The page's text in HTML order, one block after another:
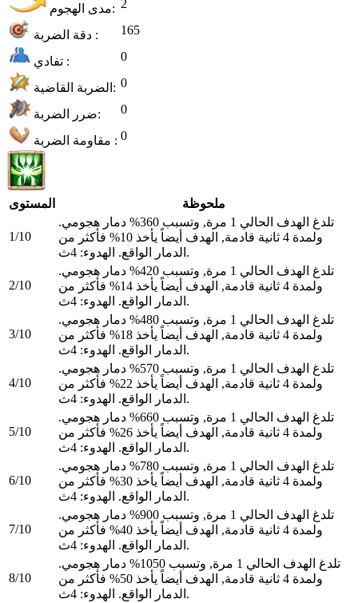
مدى الهجوم: 2
دقة الضربة : 165
تفادي : 0
الضربة القاضية: 0
ضرر الضربة: 0
مقاومة الضربة : 0
المستوى ملحوظة
1/10
تلدغ الهدف الحالي 1 مرة, وتسبب 360% دمار هجومي.
ولمدة 4 ثانية قادمة, الهدف أيضاً يأخذ 10% فأكثر من
الدمار الواقع. الهدوء: 4ث.
2/10
تلدغ الهدف الحالي 1 مرة, وتسبب 420% دمار هجومي.
ولمدة 4 ثانية قادمة, الهدف أيضاً يأخذ 14% فأكثر من
الدمار الواقع. الهدوء: 4ث.
3/10
تلدغ الهدف الحالي 1 مرة, وتسبب 480% دمار هجومي.
ولمدة 4 ثانية قادمة, الهدف أيضاً يأخذ 18% فأكثر من
الدمار الواقع. الهدوء: 4ث.
4/10
تلدغ الهدف الحالي 1 مرة, وتسبب 570% دمار هجومي.
ولمدة 4 ثانية قادمة, الهدف أيضاً يأخذ 22% فأكثر من
الدمار الواقع. الهدوء: 4ث.
5/10
تلدغ الهدف الحالي 1 مرة, وتسبب 660% دمار هجومي.
ولمدة 4 ثانية قادمة, الهدف أيضاً يأخذ 26% فأكثر من
الدمار الواقع. الهدوء: 4ث.
6/10
تلدغ الهدف الحالي 1 مرة, وتسبب 780% دمار هجومي.
ولمدة 4 ثانية قادمة, الهدف أيضاً يأخذ 30% فأكثر من
الدمار الواقع. الهدوء: 4ث.
7/10
تلدغ الهدف الحالي 1 مرة, وتسبب 900% دمار هجومي.
ولمدة 4 ثانية قادمة, الهدف أيضاً يأخذ 40% فأكثر من
الدمار الواقع. الهدوء: 4ث.
8/10
تلدغ الهدف الحالي 1 مرة, وتسبب 1050% دمار هجومي.
ولمدة 4 ثانية قادمة, الهدف أيضاً يأخذ 50% فأكثر من
الدمار الواقع. الهدوء: 4ث.